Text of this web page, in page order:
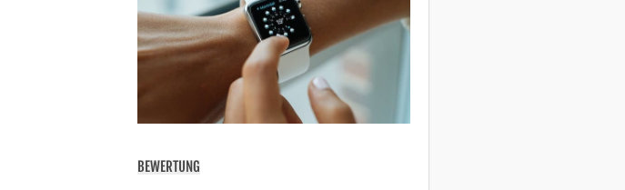
BEWERTUNG